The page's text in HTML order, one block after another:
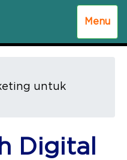
Menu
untuk
Digital